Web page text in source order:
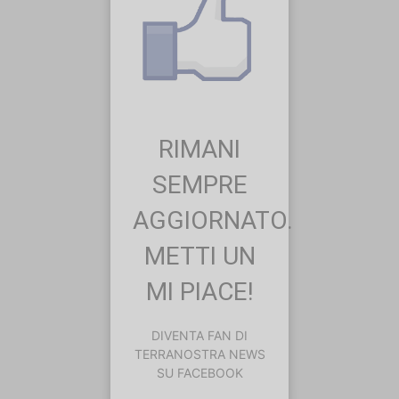
RIMANI
SEMPRE
AGGIORNATO.
METTI UN
MI PIACE!
DIVENTA FAN DI
TERRANOSTRA NEWS
SU FACEBOOK